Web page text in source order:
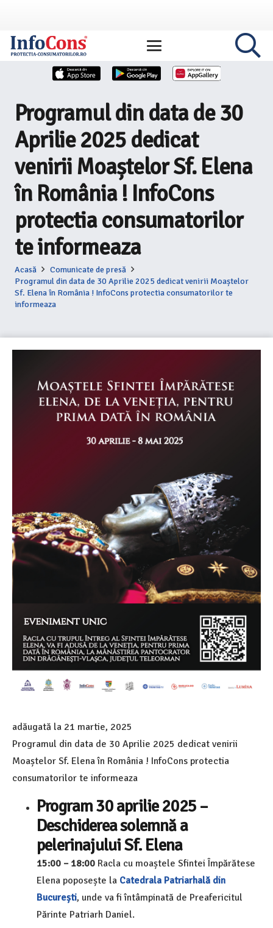
Programul din data de 30
Aprilie 2025 dedicat
venirii Moaștelor Sf. Elena
în România ! InfoCons
protectia consumatorilor
te informeaza
Acasă
Comunicate de presă
Programul din data de 30 Aprilie 2025 dedicat venirii Moaștelor
Sf. Elena în România ! InfoCons protectia consumatorilor te
informeaza
adăugată la 21 martie, 2025
Programul din data de 30 Aprilie 2025 dedicat venirii
Moaștelor Sf. Elena în România ! InfoCons protectia
consumatorilor te informeaza
Program 30 aprilie 2025 –
Deschiderea solemnă a
pelerinajului Sf. Elena
15:00 – 18:00 Racla cu moaștele Sfintei Împărătese
Elena poposește la Catedrala Patriarhală din
București, unde va fi întâmpinată de Preafericitul
Părinte Patriarh Daniel.